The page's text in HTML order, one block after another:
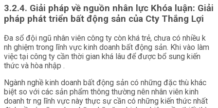
3.2.4. Giải pháp về nguồn nhân lực Khóa luận: Giải
pháp phát triển bất động sản của Cty Thắng Lợi
Đa sổ đội ngũ nhân viên công ty còn khá trẻ, chưa có nhiều k
nh ghiệm trong lĩnh vực kinh doanh bất động sản. Khi vào làm
việc tại công ty cần thời gian khá lâu để được bổ sung kiến
thức và hòa nhập .
Ngành nghề kinh doanh bất động sản có những đặc thù khác
biệt so với các sản phẩm thông thường nên nhân viên kinh
doanh tr ng lĩnh vực này thực sự cần có những kiến thức nhất